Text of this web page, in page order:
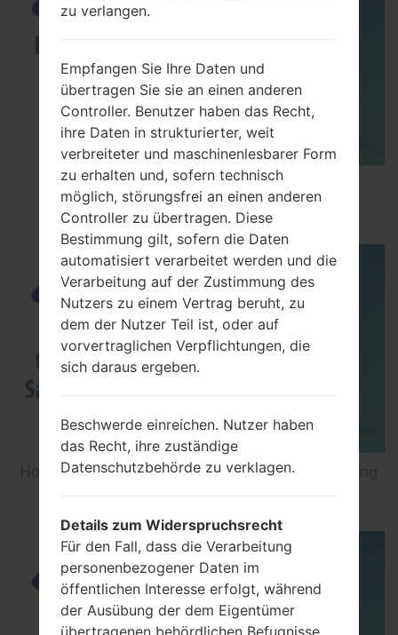
How to Enable Developer Options & USB
Debugging on Samsung ?
How to Factory Reset through menu on Samsung
zu verlangen.
Empfangen Sie Ihre Daten und
übertragen Sie sie an einen anderen
Controller. Benutzer haben das Recht,
ihre Daten in strukturierter, weit
verbreiteter und maschinenlesbarer Form
zu erhalten und, sofern technisch
möglich, störungsfrei an einen anderen
Controller zu übertragen. Diese
Bestimmung gilt, sofern die Daten
automatisiert verarbeitet werden und die
Verarbeitung auf der Zustimmung des
Nutzers zu einem Vertrag beruht, zu
dem der Nutzer Teil ist, oder auf
vorvertraglichen Verpflichtungen, die
sich daraus ergeben.
Beschwerde einreichen. Nutzer haben
das Recht, ihre zuständige
Datenschutzbehörde zu verklagen.
Details zum Widerspruchsrecht
Für den Fall, dass die Verarbeitung
personenbezogener Daten im
öffentlichen Interesse erfolgt, während
der Ausübung der dem Eigentümer
übertragenen behördlichen Befugnisse